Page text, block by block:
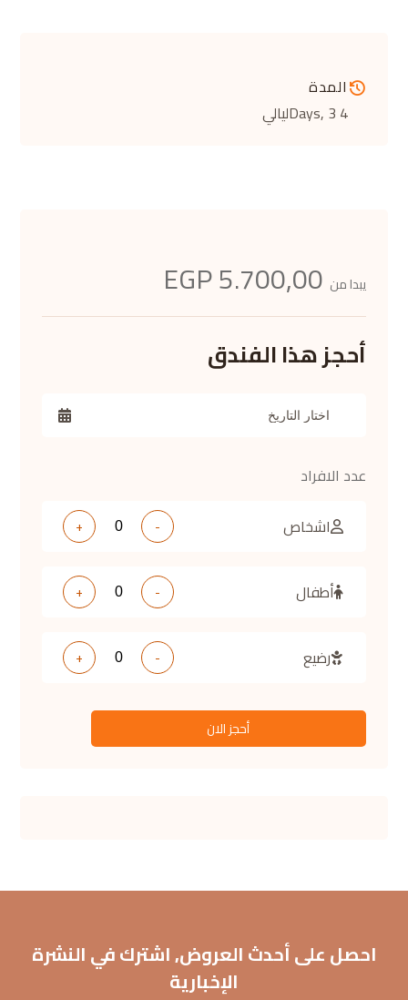
المدة
4 Days , 3ليالي
يبدا من
أحجز هذا الفندق
عدد الافراد
اشخاص
-
+
أطفال -
+
رضيع -
+
أحجز الان
احصل على أحدث العروض, اشترك في النشرة
الإخبارية